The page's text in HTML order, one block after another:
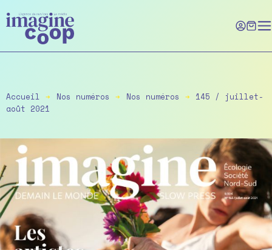
to
the
content
Accueil ➔ Nos numéros ➔ Nos numéros ➔ 145 / juillet-
août 2021